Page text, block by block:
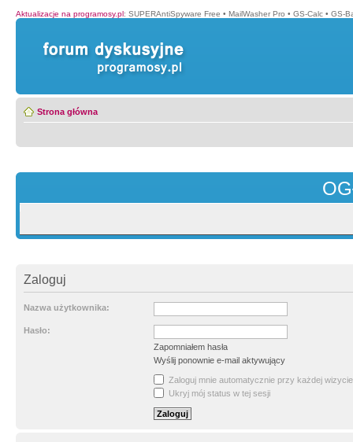
Aktualizacje na programosy.pl: SUPERAntiSpyware Free • MailWasher Pro • GS-Calc • GS-
Strona główna
Zaloguj
Nazwa użytkownika:
Hasło:
Zapomniałem hasła
Wyślij ponownie e-mail aktywujący
Zaloguj mnie automatycznie przy każdej wizycie
Ukryj mój status w tej sesji